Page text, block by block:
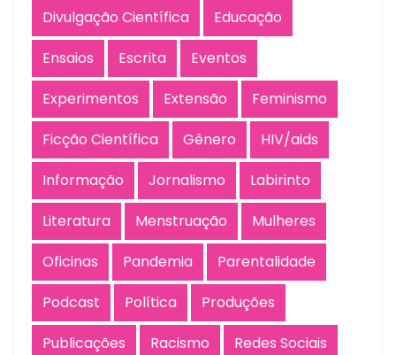
Divulgação Científica
Educação
Ensaios
Escrita
Eventos
Experimentos
Extensão
Feminismo
Ficção Científica
Gênero
HIV/aids
Informação
Jornalismo
Labirinto
Literatura
Menstruação
Mulheres
Oficinas
Pandemia
Parentalidade
Podcast
Política
Produções
Publicações
Racismo
Redes Sociais